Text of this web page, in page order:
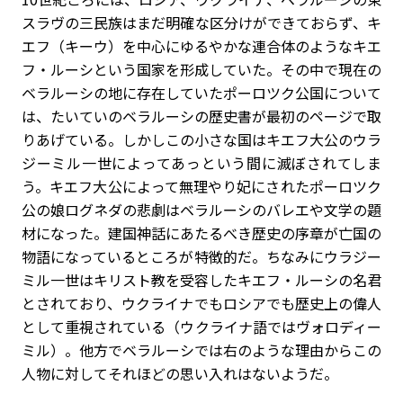
スラヴの三民族はまだ明確な区分けができておらず、キ
エフ（キーウ）を中心にゆるやかな連合体のようなキエ
フ・ルーシという国家を形成していた。その中で現在の
ベラルーシの地に存在していたポーロツク公国について
は、たいていのベラルーシの歴史書が最初のページで取
りあげている。しかしこの小さな国はキエフ大公のウラ
ジーミル一世によってあっという間に滅ぼされてしま
う。キエフ大公によって無理やり妃にされたポーロツク
公の娘ログネダの悲劇はベラルーシのバレエや文学の題
材になった。建国神話にあたるべき歴史の序章が亡国の
物語になっているところが特徴的だ。ちなみにウラジー
ミル一世はキリスト教を受容したキエフ・ルーシの名君
とされており、ウクライナでもロシアでも歴史上の偉人
として重視されている（ウクライナ語ではヴォロディー
ミル）。他方でベラルーシでは右のような理由からこの
人物に対してそれほどの思い入れはないようだ。